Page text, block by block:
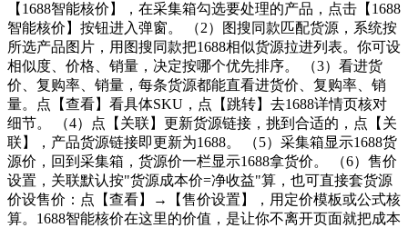
【1688智能核价】，在采集箱勾选要处理的产品，点击【1688
智能核价】按钮进入弹窗。 （2）图搜同款匹配货源，系统按
所选产品图片，用图搜同款把1688相似货源拉进列表。你可设
相似度、价格、销量，决定按哪个优先排序。 （3）看进货
价、复购率、销量，每条货源都能直看进货价、复购率、销
量。点【查看】看具体SKU，点【跳转】去1688详情页核对
细节。 （4）点【关联】更新货源链接，挑到合适的，点【关
联】，产品货源链接即更新为1688。 （5）采集箱显示1688货
源价，回到采集箱，货源价一栏显示1688拿货价。 （6）售价
设置，关联默认按"货源成本价=净收益"算，也可直接套货源
价设售价：点【查看】→【售价设置】，用定价模板或公式核
算。1688智能核价在这里的价值，是让你不离开页面就把成本